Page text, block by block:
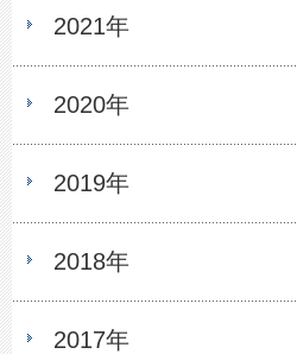
2021年
2020年
2019年
2018年
2017年